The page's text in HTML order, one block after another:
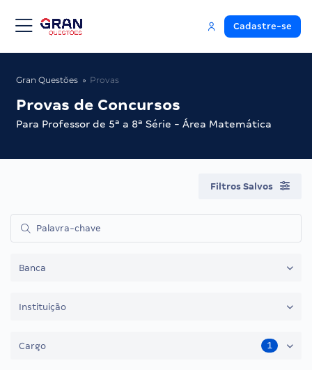
Cadastre-se
Gran Questões Provas
Provas de Concursos
Para Professor de 5ª a 8ª Série - Área Matemática
Filtros Salvos
Banca
Instituição
Cargo 1